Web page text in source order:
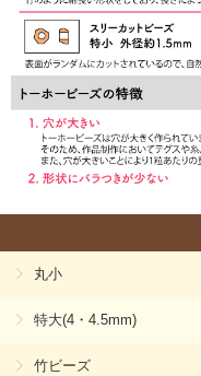
丸小
特大(4・4.5mm)
竹ビーズ